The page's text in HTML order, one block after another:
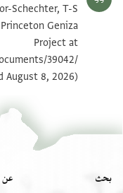
T-S Misc.8.68 1v
بيان أذونات الصورة
Schechter, T-S
Geniza
Project at
39042/
August 8, 2026).
بحث عن